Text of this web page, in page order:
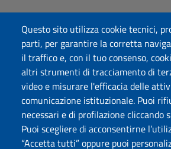
Questo sito utilizza cookie tecnici,
parti, per garantire la corretta
il traffico e, con il tuo consenso,
altri strumenti di tracciamento di
video e misurare l'efficacia delle
comunicazione istituzionale. Puoi
necessari e di profilazione cliccando
Puoi scegliere di acconsentirne
“Accetta tutti” oppure puoi
DADU – Dipartimento di Architettura,
Accessibilità
Dichiarazione di accessibilità
Cookie settings
Mappa del sito
Protocollo
Seguici su